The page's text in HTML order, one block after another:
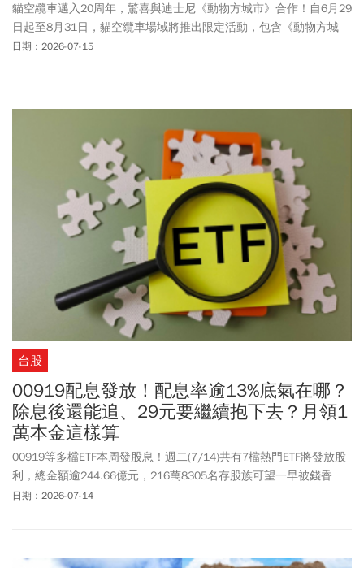
貓空纜車邁入20周年，驚喜與迪士尼《動物方城市》合作！自6月29
日起至8月31日，貓空纜車場域將推出限定活動，包含《動物方城
市》主題彩繪車廂、期間限定主題套票等，邀請旅客趁著暑假期
日期：2026-07-15
台股
00919配息發放！配息率逾13%底氣在哪？
除息後還能追、29元要繼續抱下去？月領1
萬本金這樣算
00919等多檔ETF本周發股息！週二(7/14)共有7檔熱門ETF將發放股
利，總金額逾244.66億元，216萬8305名存股族可望一早被錢香
醒；其中00919配發179.91億金額最多，133.6萬位受益人平均每人
日期：2026-07-14